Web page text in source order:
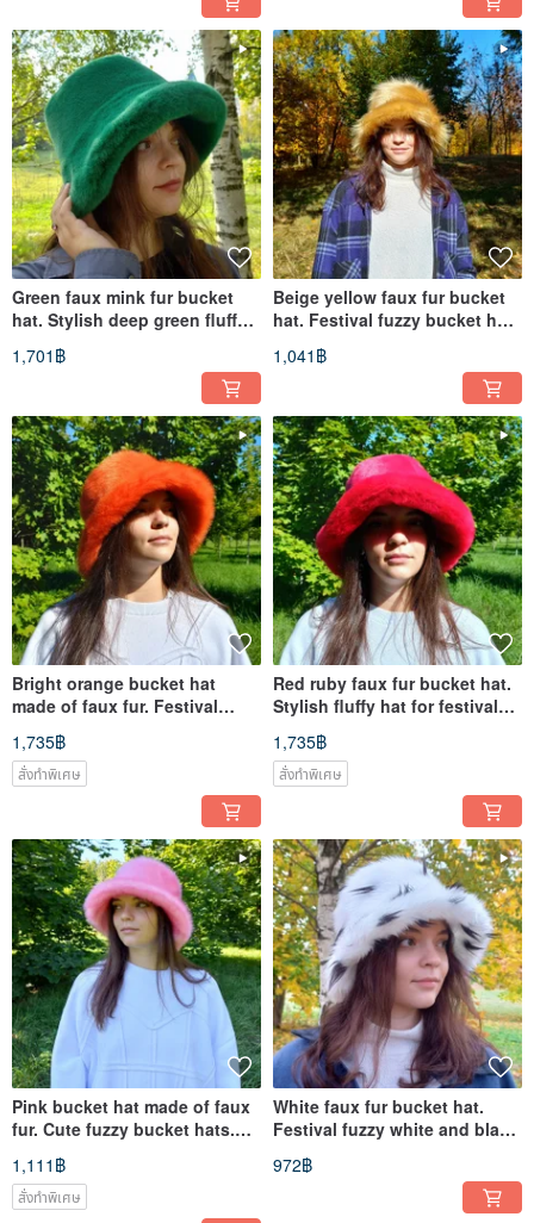
Green faux mink fur bucket
hat. Stylish deep green fluffy
hat. Winter furry hat.
1,701฿
Beige yellow faux fur bucket
hat. Festival fuzzy bucket hat.
Beige fluffy hat.
1,041฿
Bright orange bucket hat
made of faux fur. Festival
fuzzy hat. Cute fluffy hat.
1,735฿
สั่งทำพิเศษ
Red ruby faux fur bucket hat.
Stylish fluffy hat for festivals
and every day.
1,735฿
สั่งทำพิเศษ
Pink bucket hat made of faux
fur. Cute fuzzy bucket hats.
Fluffy pink hat.
1,111฿
สั่งทำพิเศษ
White faux fur bucket hat.
Festival fuzzy white and black
hat. White fluffy hat
972฿